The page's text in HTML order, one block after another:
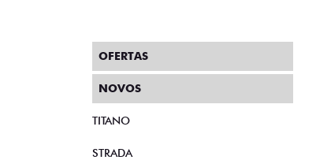
OFERTAS
NOVOS
TITANO
STRADA